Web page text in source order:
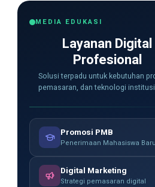
MEDIA EDUKASI
Layanan Digital
Profesional
Solusi terpadu untuk kebutuhan
pemasaran, dan teknologi
Promosi PMB
Penerimaan Mahasiswa Baru
Digital Marketing
Strategi pemasaran digital